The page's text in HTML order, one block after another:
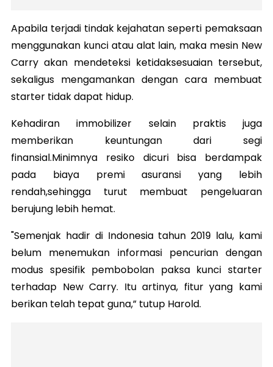
Apabila terjadi tindak kejahatan seperti pemaksaan
menggunakan kunci atau alat lain, maka mesin New
Carry akan mendeteksi ketidaksesuaian tersebut,
sekaligus mengamankan dengan cara membuat
starter tidak dapat hidup.
Kehadiran immobilizer selain praktis juga
memberikan keuntungan dari segi
finansial.Minimnya resiko dicuri bisa berdampak
pada biaya premi asuransi yang lebih
rendah,sehingga turut membuat pengeluaran
berujung lebih hemat.
"Semenjak hadir di Indonesia tahun 2019 lalu, kami
belum menemukan informasi pencurian dengan
modus spesifik pembobolan paksa kunci starter
terhadap New Carry. Itu artinya, fitur yang kami
berikan telah tepat guna,” tutup Harold.